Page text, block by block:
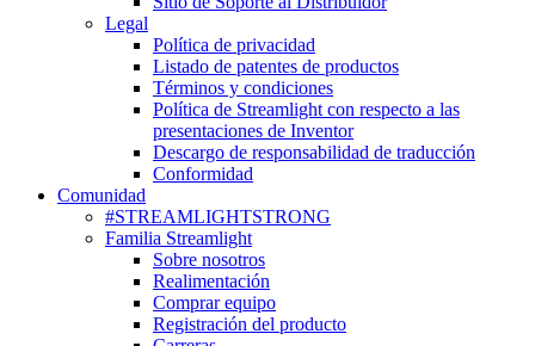
Legal
Política de privacidad
Listado de patentes de productos
Términos y condiciones
Política de Streamlight con respecto a las
presentaciones de Inventor
Descargo de responsabilidad de traducción
Conformidad
Comunidad
#STREAMLIGHTSTRONG
Familia Streamlight
Sobre nosotros
Realimentación
Comprar equipo
Registración del producto